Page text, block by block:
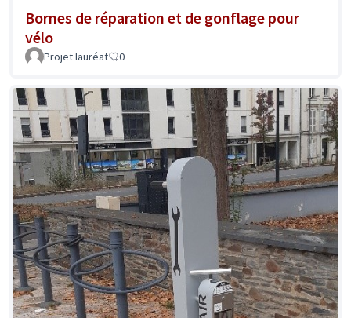
Bornes de réparation et de gonflage pour
vélo
Projet lauréat 0